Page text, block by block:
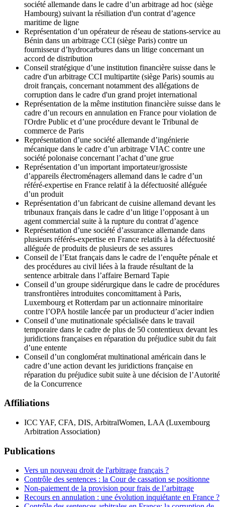
société allemande dans le cadre d’un arbitrage ad hoc (siège
Hambourg) suivant la résiliation d'un contrat d’agence
maritime de ligne
Représentation d’un opérateur de réseau de stations-service au
Bénin dans un arbitrage CCI (siège Paris) contre un
fournisseur d’hydrocarbures dans un litige concernant un
accord de distribution
Conseil stratégique d’une institution financière suisse dans le
cadre d'un arbitrage CCI multipartite (siège Paris) soumis au
droit français, concernant notamment des allégations de
corruption dans le cadre d'un grand projet international
Représentation de la même institution financière suisse dans le
cadre d’un recours en annulation en France pour violation de
l'Ordre Public et d’une procédure devant le Tribunal de
commerce de Paris
Représentation d’une société allemande d’ingénierie
mécanique dans le cadre d’un arbitrage VIAC contre une
société polonaise concernant l’achat d’une grue
Représentation d’un important importateur/grossiste
d’appareils électroménagers allemand dans le cadre d’un
référé-expertise en France relatif à la défectuosité alléguée
d’un produit
Représentation d’un fabricant de cuisine allemand devant les
tribunaux français dans le cadre d’un litige l’opposant à un
agent commercial suite à la rupture du contrat d’agence
Représentation d’une société d’assurance allemande dans
plusieurs référés-expertise en France relatifs à la défectuosité
alléguée de produits de plusieurs de ses assures
Conseil de l’Etat français dans le cadre de l’enquête pénale et
des procédures au civil liées à la fraude résultant de la
sentence arbitrale dans l’affaire Bernard Tapie
Conseil d’un groupe sidérurgique dans le cadre de procédures
transfrontières introduites concomittament à Paris,
Luxembourg et Rotterdam par un actionnaire minoritaire
contre l’OPA hostile lancée par un producteur d’acier indien
Conseil d’une mutinationale spécialisée dans le travail
temporaire dans le cadre de plus de 50 contentieux devant les
juridictions françaises en réparation du préjudice subit du fait
d’une entente
Conseil d’un conglomérat multinational américain dans le
cadre d’une action devant les juridictions française en
réparation du préjudice subit suite à une décision de l’Autorité
de la Concurrence
Affiliations
ICC YAF, CFA, DIS, ArbitralWomen, LAA (Luxembourg
Arbitration Association)
Publications
Vers un nouveau droit de l'arbitrage français ?
Contrôle des sentences : la Cour de cassation se positionne
Non-paiement de la provision pour frais de l’arbitrage
Recours en annulation : une évolution inquiétante en France ?